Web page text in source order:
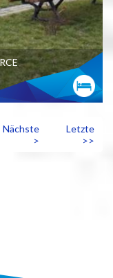
Nächste
>
Letzte
>>